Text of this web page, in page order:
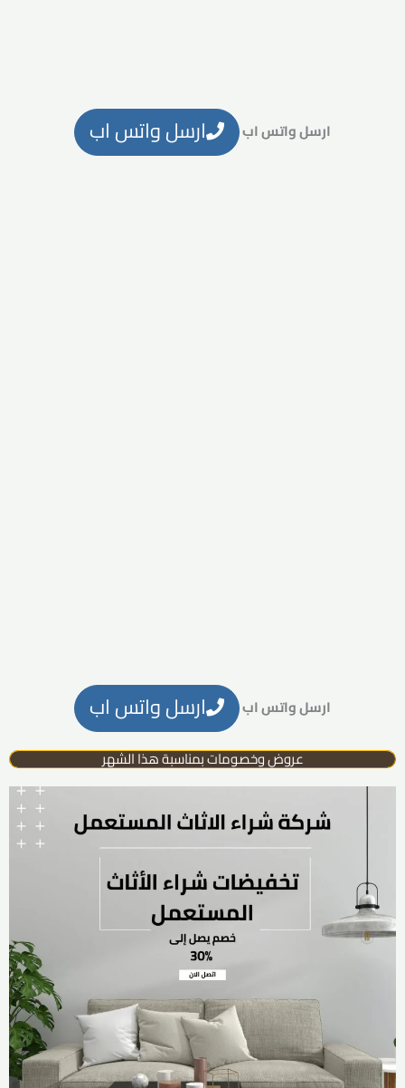
ارسل واتس اب ارسل واتس اب
ارسل واتس اب ارسل واتس اب
عروض وخصومات بمناسبة هذا الشهر